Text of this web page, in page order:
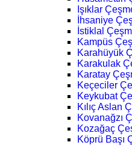
Işıklar
İhsaniye
İstiklal
Kampüs
Karahüyük
Karakulak
Karatay
Keçeciler
Keykubat
Kılıç Aslan
Kovanağzı
Kozağaç
Köprü Başı